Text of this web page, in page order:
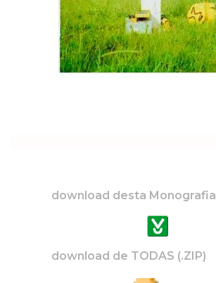
download desta Monografia
download de TODAS (.ZIP)